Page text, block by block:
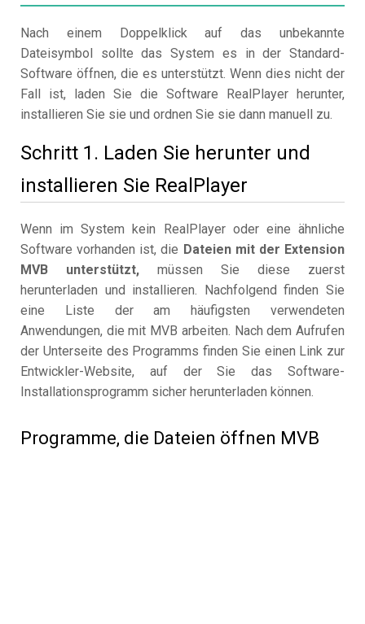
Nach einem Doppelklick auf das unbekannte
Dateisymbol sollte das System es in der Standard-
Software öffnen, die es unterstützt. Wenn dies nicht der
Fall ist, laden Sie die Software RealPlayer herunter,
installieren Sie sie und ordnen Sie sie dann manuell zu.
Schritt 1. Laden Sie herunter und
installieren Sie RealPlayer
Wenn im System kein RealPlayer oder eine ähnliche
Software vorhanden ist, die Dateien mit der Extension
MVB unterstützt, müssen Sie diese zuerst
herunterladen und installieren. Nachfolgend finden Sie
eine Liste der am häufigsten verwendeten
Anwendungen, die mit MVB arbeiten. Nach dem Aufrufen
der Unterseite des Programms finden Sie einen Link zur
Entwickler-Website, auf der Sie das Software-
Installationsprogramm sicher herunterladen können.
Programme, die Dateien öffnen MVB